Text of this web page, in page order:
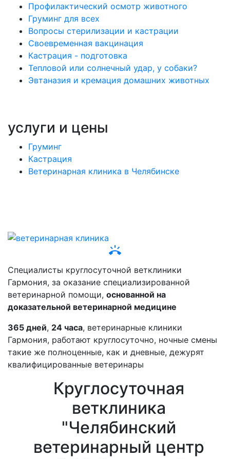
Профилактический осмотр животного
Груминг для всех
Вопросы стерилизации и кастрации
Cвоевременная вакцинация
Кастрация - подготовка
Тепловой или солнечный удар, у собаки?
Эвтаназия и кремация домашних животных
услуги и цены
Груминг
Кастрация
Ветеринарная клиника в Челябинске
ring_volume
Специалисты круглосуточной ветклиники
Гармония, за оказание специализированной
ветеринарной помощи, основанной на
доказательной ветеринарной медицине
365 дней, 24 часа, ветеринарные клиники
Гармония, работают круглосуточно, ночные смены
такие же полноценные, как и дневные, дежурят
квалифицированные ветеринары
Круглосуточная
ветклиника
"Челябинский
ветеринарный центр